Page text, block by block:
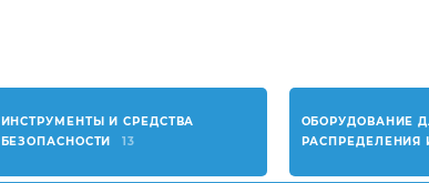
ИНСТРУМЕНТЫ И СРЕДСТВА
БЕЗОПАСНОСТИ
13
ОБОРУДОВАНИЕ
РАСПРЕДЕЛЕНИЯ